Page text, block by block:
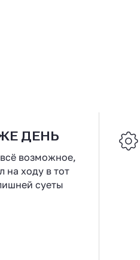
ДЕНЬ
возможное,
на ходу в тот
суеты